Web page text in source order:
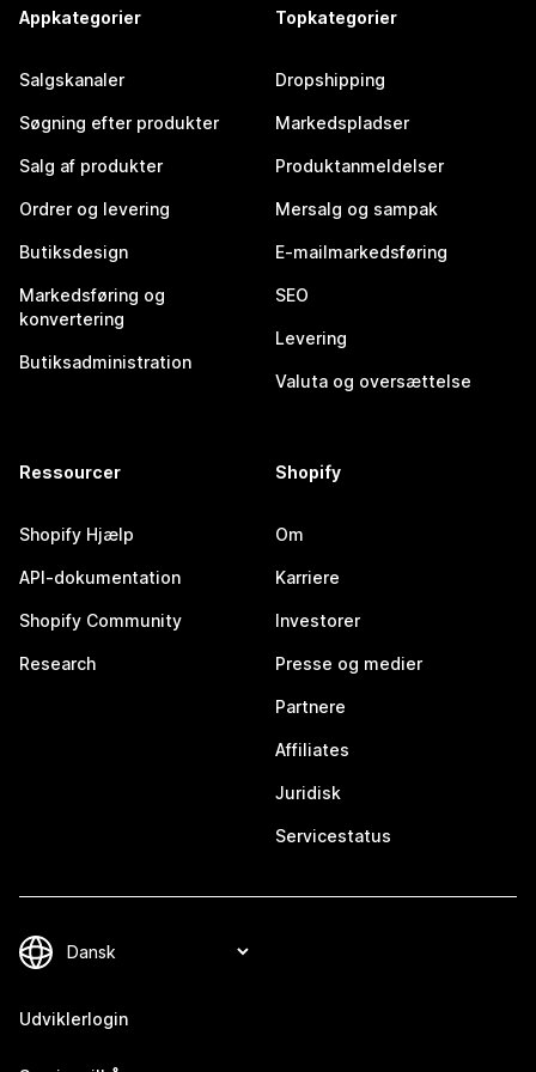
Appkategorier
Salgskanaler
Søgning efter produkter
Salg af produkter
Ordrer og levering
Butiksdesign
Markedsføring og
konvertering
Butiksadministration
Topkategorier
Dropshipping
Markedspladser
Produktanmeldelser
Mersalg og sampak
E-mailmarkedsføring
SEO
Levering
Valuta og oversættelse
Ressourcer
Shopify Hjælp
API-dokumentation
Shopify Community
Research
Shopify
Om
Karriere
Investorer
Presse og medier
Partnere
Affiliates
Juridisk
Servicestatus
Udviklerlogin